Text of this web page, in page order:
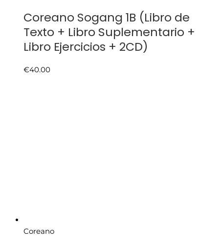
Coreano Sogang 1B (Libro de
Texto + Libro Suplementario +
Libro Ejercicios + 2CD)
€40.00
Coreano